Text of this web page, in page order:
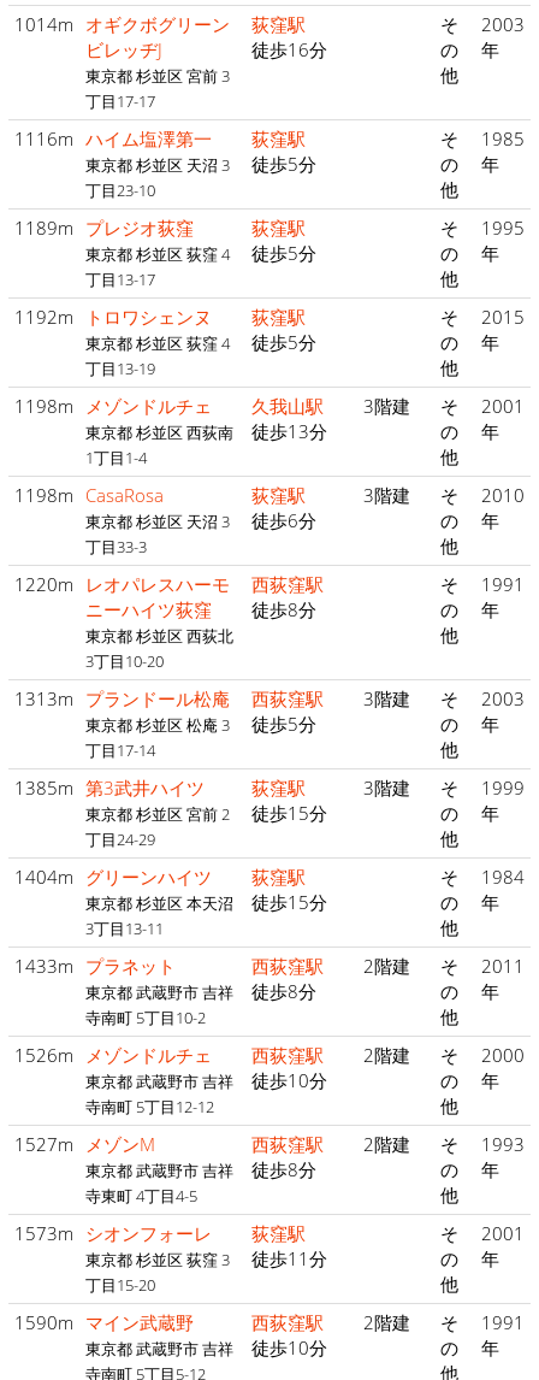
1014m オギクボグリーン
ビレッヂJ
東京都 杉並区 宮前 3
丁目17-17
荻窪駅
徒歩16分
そ
の
他
2003
年
1116m ハイム塩澤第一
東京都 杉並区 天沼 3
丁目23-10
荻窪駅
徒歩5分
そ
の
他
1985
年
1189m プレジオ荻窪
東京都 杉並区 荻窪 4
丁目13-17
荻窪駅
徒歩5分
そ
の
他
1995
年
1192m トロワシェンヌ
東京都 杉並区 荻窪 4
丁目13-19
荻窪駅
徒歩5分
そ
の
他
2015
年
1198m メゾンドルチェ
東京都 杉並区 西荻南
1丁目1-4
久我山駅
徒歩13分
3階建
そ
の
他
2001
年
1198m CasaRosa
東京都 杉並区 天沼 3
丁目33-3
荻窪駅
徒歩6分
3階建
そ
の
他
2010
年
1220m
レオパレスハーモ
ニーハイツ荻窪
東京都 杉並区 西荻北
3丁目10-20
西荻窪駅
徒歩8分
そ
の
他
1991
年
1313m プランドール松庵
東京都 杉並区 松庵 3
丁目17-14
西荻窪駅
徒歩5分
3階建
そ
の
他
2003
年
1385m 第3武井ハイツ
東京都 杉並区 宮前 2
丁目24-29
荻窪駅
徒歩15分
3階建
そ
の
他
1999
年
1404m グリーンハイツ
東京都 杉並区 本天沼
3丁目13-11
荻窪駅
徒歩15分
そ
の
他
1984
年
1433m プラネット
東京都 武蔵野市 吉祥
寺南町 5丁目10-2
西荻窪駅
徒歩8分
2階建
そ
の
他
2011
年
1526m メゾンドルチェ
東京都 武蔵野市 吉祥
寺南町 5丁目12-12
西荻窪駅
徒歩10分
2階建
そ
の
他
2000
年
1527m メゾンM
東京都 武蔵野市 吉祥
寺東町 4丁目4-5
西荻窪駅
徒歩8分
2階建
そ
の
他
1993
年
1573m シオンフォーレ
東京都 杉並区 荻窪 3
丁目15-20
荻窪駅
徒歩11分
そ
の
他
2001
年
1590m マイン武蔵野
東京都 武蔵野市 吉祥
寺南町 5丁目5-12
西荻窪駅
徒歩10分
2階建
そ
の
他
1991
年